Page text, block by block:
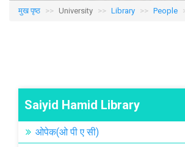
मुख पृष्ठ University Library People
Saiyid Hamid Library
ओपेक(ओ पी ए सी)